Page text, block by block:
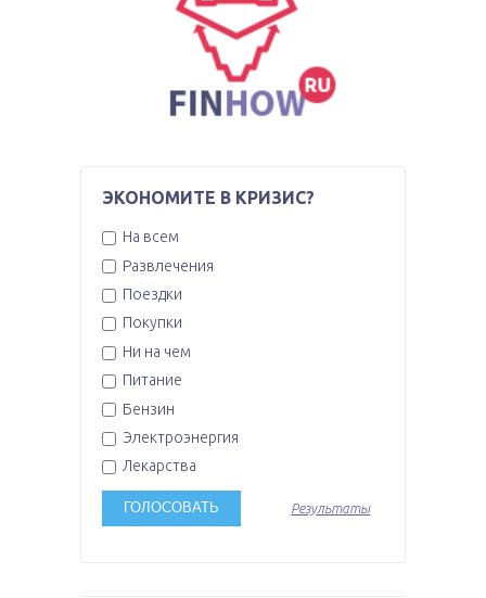
ЭКОНОМИТЕ В КРИЗИС?
На всем
Развлечения
Поездки
Покупки
Ни на чем
Питание
Бензин
Электроэнергия
Лекарства
Результаты